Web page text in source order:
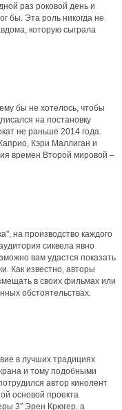
раз роковой день и
бы. Эта роль никогда не
которую сыграла
бы не хотелось, чтобы
на постановку
не раньше 2014 года.
Кэри Маллиган и
времен Второй мировой –
на производство каждого
сиквела явно
вам удастся показать
Как известно, авторы
в своих фильмах или
обстоятельствах.
в лучших традициях
и тому подобными
автор кинолент
основой проекта
3″ Эрен Крюгер, а